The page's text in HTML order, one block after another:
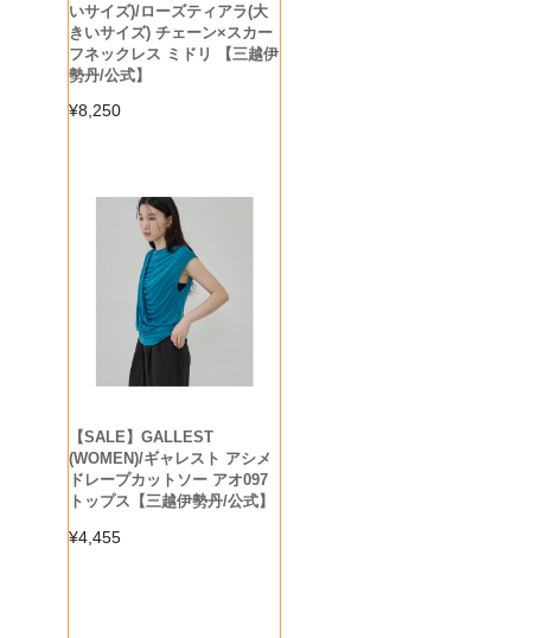
いサイズ)/ローズティアラ(大
きいサイズ) チェーン×スカー
フネックレス ミドリ 【三越伊
勢丹/公式】
¥8,250
【SALE】GALLEST
(WOMEN)/ギャレスト アシメ
ドレープカットソー アオ097
トップス【三越伊勢丹/公式】
¥4,455